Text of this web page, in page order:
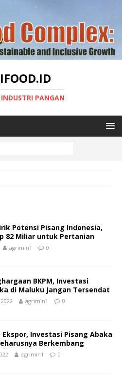
PANGAN
Potensi Pisang Indonesia,
82 Miliar untuk Pertanian
agrimin1 0
BKPM, Investasi
di Maluku Jangan Tersendat
agrimin1 0
Ekspor, Investasi Pisang Abaka
Berkembang
agrimin1 0